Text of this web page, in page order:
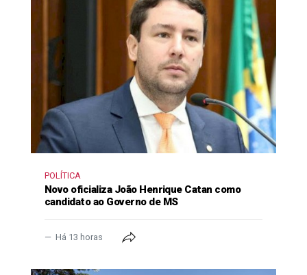
POLÍTICA
Novo oficializa João Henrique Catan como
candidato ao Governo de MS
Há 13 horas